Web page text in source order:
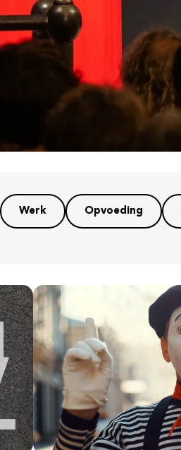
Werk Opvoeding